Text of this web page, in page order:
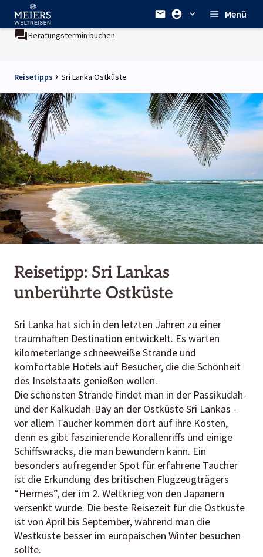
Menü
Beratungstermin buchen
Reisetipps Sri Lanka Ostküste
Reisetipp: Sri Lankas
unberührte Ostküste
Sri Lanka hat sich in den letzten Jahren zu einer
traumhaften Destination entwickelt. Es warten
kilometerlange schneeweiße Strände und
komfortable Hotels auf Besucher, die die Schönheit
des Inselstaats genießen wollen.
Die schönsten Strände findet man in der Passikudah-
und der Kalkudah-Bay an der Ostküste Sri Lankas -
vor allem Taucher kommen dort auf ihre Kosten,
denn es gibt faszinierende Korallenriffs und einige
Schiffswracks, die man bewundern kann. Ein
besonders aufregender Spot für erfahrene Taucher
ist die Erkundung des britischen Flugzeugträgers
“Hermes”, der im 2. Weltkrieg von den Japanern
versenkt wurde. Die beste Reisezeit für die Ostküste
ist von April bis September, während man die
Westküste besser im europäischen Winter besuchen
sollte.